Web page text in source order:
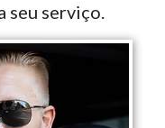
seu serviço.